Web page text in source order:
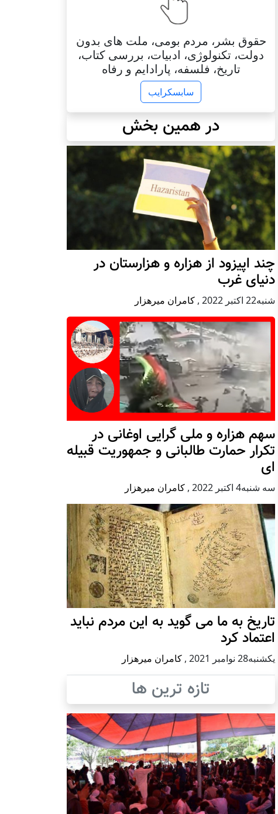
حقوق بشر، مردم بومی، ملت های بدون
دولت، تکنولوژی، ادبیات، بررسی کتاب،
تاریخ، فلسفه، پارادایم و رفاه
سابسکرایب
در همین بخش
چند اپیزود از هزاره و هزارستان در
دنیای غرب
شنبه22 اكتبر 2022 , کامران میرهزار
سهم هزاره و ملی گرایی اوغانی در
تکرار حمارت طالبانی و جمهوریت قبیله
ای
سه شنبه4 اكتبر 2022 , کامران میرهزار
تاریخ به ما می گوید به این مردم نباید
اعتماد کرد
يكشنبه28 نوامبر 2021 , کامران میرهزار
تازه ترین ها